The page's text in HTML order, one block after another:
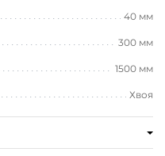
40 мм
300 мм
1500 мм
Хвоя